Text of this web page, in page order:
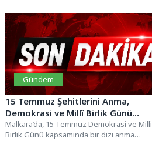
Gündem
15 Temmuz Şehitlerini Anma,
Demokrasi ve Millî Birlik Günü
Programı Gerçekleştirildi
Malkara’da, 15 Temmuz Demokrasi ve Milli
Birlik Günü kapsamında bir dizi anma